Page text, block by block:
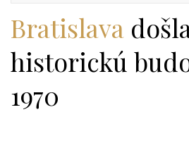
Bratislava
historickú
1970